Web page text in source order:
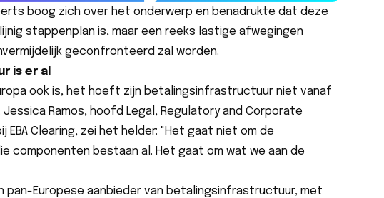
boog zich over het onderwerp en benadrukte dat deze
stappenplan is, maar een reeks lastige afwegingen
geconfronteerd zal worden.
is er al
ook is, het hoeft zijn betalingsinfrastructuur niet vanaf
Ramos, hoofd Legal, Regulatory and Corporate
EBA Clearing, zei het helder: "Het gaat niet om de
componenten bestaan al. Het gaat om wat we aan de
pan-Europese aanbieder van betalingsinfrastructuur, met